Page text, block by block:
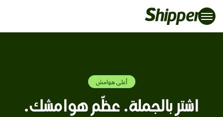
أعلى هوامش
اشترِ بالجملة. عظّم هوامشك.